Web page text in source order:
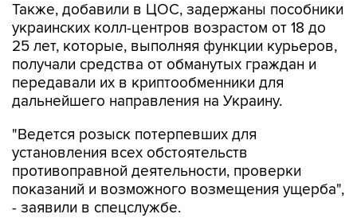
Также, добавили в ЦОС, задержаны пособники
украинских колл-центров возрастом от 18 до
25 лет, которые, выполняя функции курьеров,
получали средства от обманутых граждан и
передавали их в криптообменники для
дальнейшего направления на Украину.
"Ведется розыск потерпевших для
установления всех обстоятельств
противоправной деятельности, проверки
показаний и возможного возмещения ущерба",
- заявили в спецслужбе.